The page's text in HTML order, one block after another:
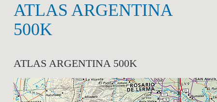
ATLAS ARGENTINA
500K
ATLAS ARGENTINA 500K